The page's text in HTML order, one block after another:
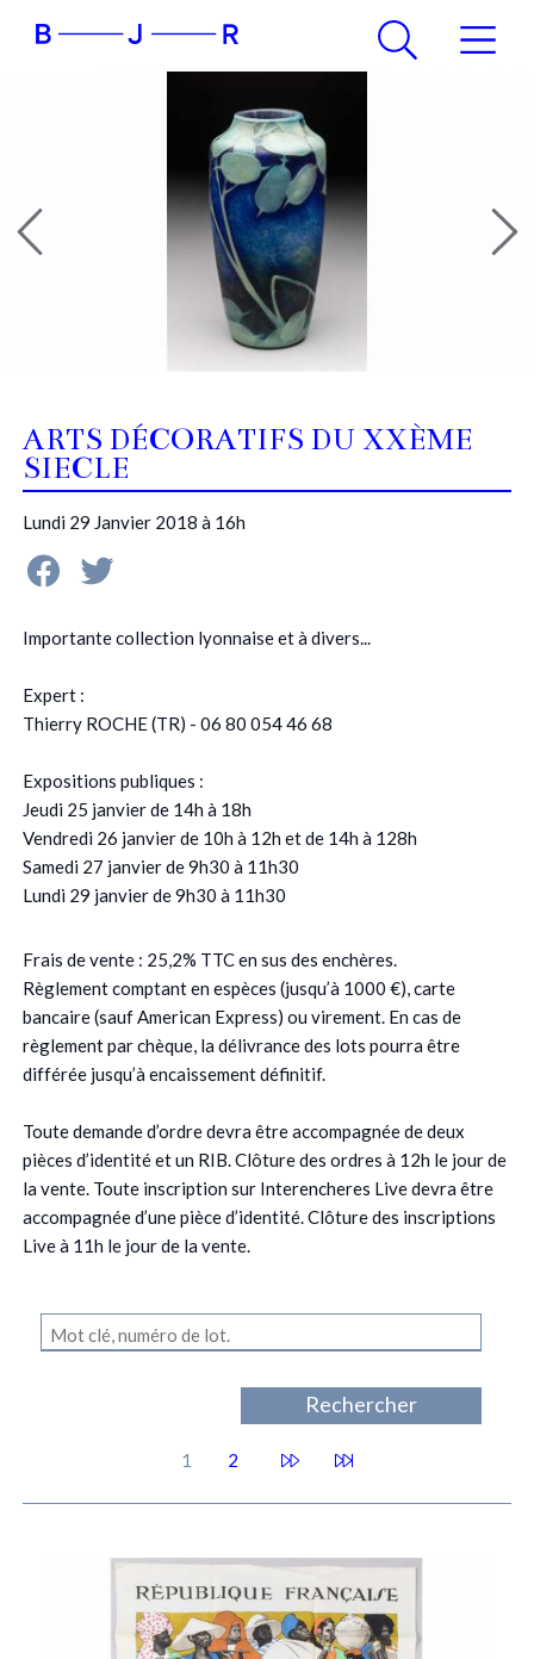
ARTS DÉCORATIFS DU XXÈME
SIECLE
Lundi 29 Janvier 2018 à 16h
Importante collection lyonnaise et à divers...
Expert :
Thierry ROCHE (TR) - 06 80 054 46 68
Expositions publiques :
Jeudi 25 janvier de 14h à 18h
Vendredi 26 janvier de 10h à 12h et de 14h à 128h
Samedi 27 janvier de 9h30 à 11h30
Lundi 29 janvier de 9h30 à 11h30
Frais de vente : 25,2% TTC en sus des enchères.
Règlement comptant en espèces (jusqu’à 1000 €), carte
bancaire (sauf American Express) ou virement. En cas de
règlement par chèque, la délivrance des lots pourra être
différée jusqu’à encaissement définitif.
Toute demande d’ordre devra être accompagnée de deux
pièces d’identité et un RIB. Clôture des ordres à 12h le jour de
la vente. Toute inscription sur Interencheres Live devra être
accompagnée d’une pièce d’identité. Clôture des inscriptions
Live à 11h le jour de la vente.
1 2